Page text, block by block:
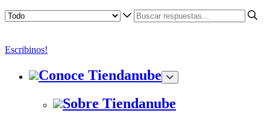
Escribinos!
Conoce Tiendanube
Sobre Tiendanube